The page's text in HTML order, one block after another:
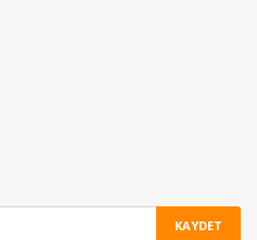
KAYDET